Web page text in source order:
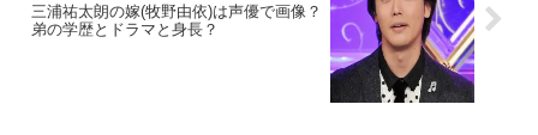
三浦祐太朗の嫁(牧野由依)は声優で画像？
弟の学歴とドラマと身長？